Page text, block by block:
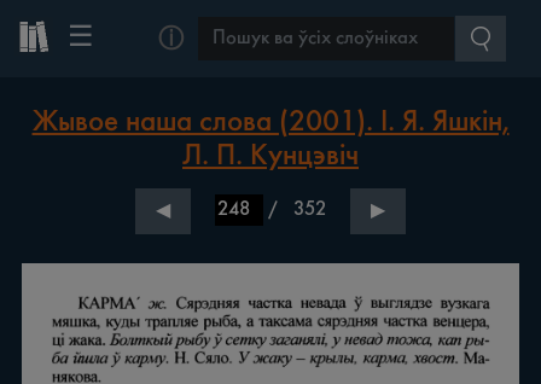
☰ ⓘ
Жывое наша слова (2001). І. Я. Яшкін,
Л. П. Кунцэвіч
◀ / 352 ▶